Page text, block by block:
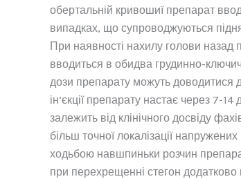
обертальній кривошиї препарат
випадках, що супроводжуються
При наявності нахилу голови назад
вводиться в обидва грудинно-
дози препарату можуть доводитися
ін’єкції препарату настає через 7-
залежить від клінічного досвіду
більш точної локалізації
ходьбою навшпиньки розчин
при перехрещенні стегон